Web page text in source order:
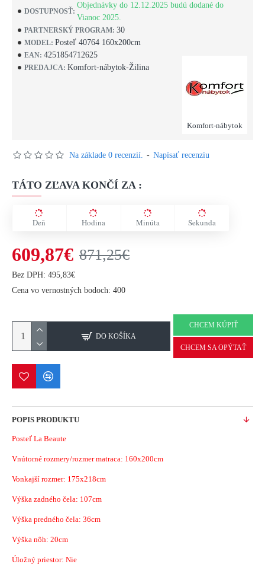
DOSTUPNOSŤ:
Objednávky do 12.12.2025 budú dodané do
Vianoc 2025.
PARTNERSKÝ PROGRAM: 30
MODEL: Posteľ 40764 160x200cm
EAN: 4251854712625
PREDAJCA: Komfort-nábytok-Žilina
Komfort-nábytok
Na základe 0 recenzií. - Napísať recenziu
TÁTO ZĽAVA KONČÍ ZA :
Deň Hodina Minúta Sekunda
609,87€ 871,25€
Bez DPH: 495,83€
Cena vo vernostných bodoch: 400
DO KOŠÍKA
CHCEM KÚPIŤ
CHCEM SA OPÝTAŤ
POPIS PRODUKTU
Posteľ La Beaute
Vnútorné rozmery/rozmer matraca: 160x200cm
Vonkajší rozmer: 175x218cm
Výška zadného čela: 107cm
Výška predného čela: 36cm
Výška nôh: 20cm
Úložný priestor: Nie